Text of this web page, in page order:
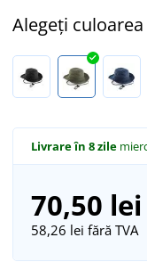
Alegeți culoarea
Livrare în 8 zile
70,50 lei
58,26 lei fără TVA